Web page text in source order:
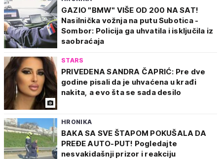
GAZIO "BMW" VIŠE OD 200 NA SAT!
Nasilnička vožnja na putu Subotica -
Sombor: Policija ga uhvatila i isključila iz
saobraćaja
STARS
PRIVEDENA SANDRA ČAPRIĆ: Pre dve
godine pisali da je uhvaćena u krađi
nakita, a evo šta se sada desilo
HRONIKA
BAKA SA SVE ŠTAPOM POKUŠALA DA
PREĐE AUTO-PUT! Pogledajte
nesvakidašnji prizor i reakciju